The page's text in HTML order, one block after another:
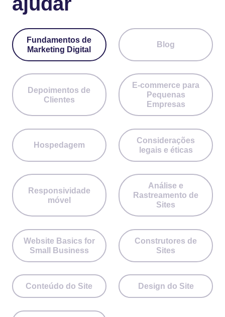
Fundamentos de
Marketing Digital
Blog
Depoimentos de
Clientes
E-commerce para
Pequenas
Empresas
Hospedagem
Considerações
legais e éticas
Responsividade
móvel
Análise e
Rastreamento de
Sites
Website Basics for
Small Business
Construtores de
Sites
Conteúdo do Site Design do Site